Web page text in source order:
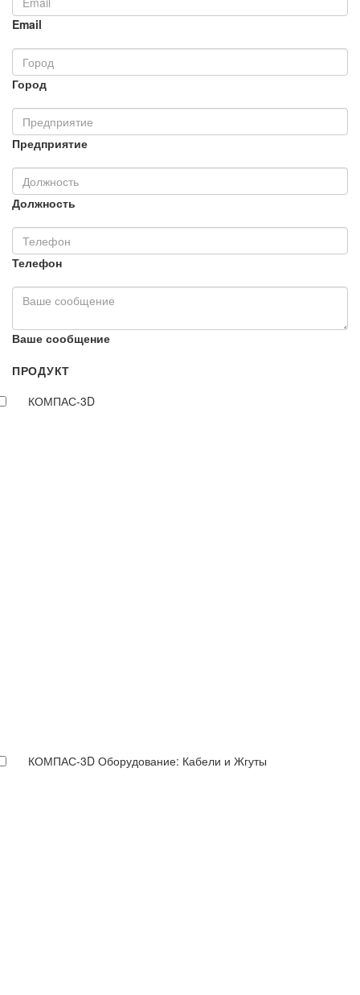
Email
Город
Предприятие
Должность
Телефон
Ваше сообщение
ПРОДУКТ
КОМПАС-3D
КОМПАС-3D Оборудование: Кабели и Жгуты